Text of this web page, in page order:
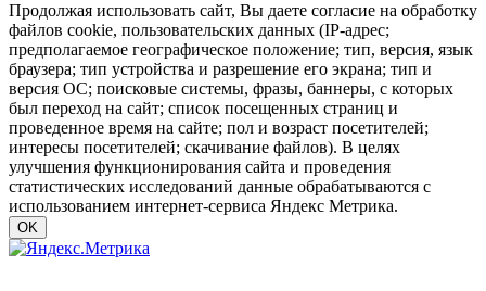
Продолжая использовать сайт, Вы даете согласие на обработку
файлов cookie, пользовательских данных (IP-адрес;
предполагаемое географическое положение; тип, версия, язык
браузера; тип устройства и разрешение его экрана; тип и
версия ОС; поисковые системы, фразы, баннеры, с которых
был переход на сайт; список посещенных страниц и
проведенное время на сайте; пол и возраст посетителей;
интересы посетителей; скачивание файлов). В целях
улучшения функционирования сайта и проведения
статистических исследований данные обрабатываются с
использованием интернет-сервиса Яндекс Метрика.
OK